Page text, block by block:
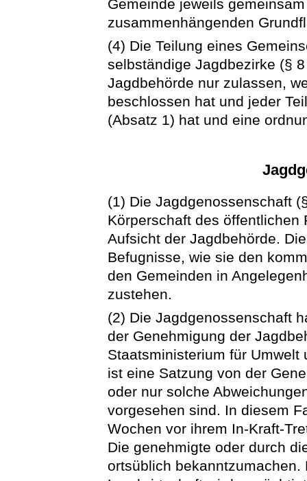
Gemeinde jeweils
zusammenhängenden
(4) Die Teilung eines
selbständige Jagdbezirke (§
Jagdbehörde nur zulassen,
beschlossen hat und jeder
(Absatz 1) hat und eine
(1) Die Jagdgenossenschaft
Körperschaft des
Aufsicht der Jagdbehörde.
Befugnisse, wie sie den
den Gemeinden in
zustehen.
(2) Die Jagdgenossenschaft
der Genehmigung der
Staatsministerium für
ist eine Satzung von der
oder nur solche
vorgesehen sind. In diesem
Wochen vor ihrem In-Kraft-
Die genehmigte oder durch
ortsüblich